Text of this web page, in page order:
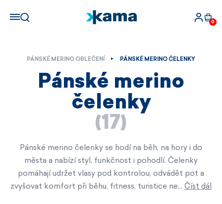
0
PÁNSKÉ MERINO OBLEČENÍ PÁNSKÉ MERINO ČELENKY
Pánské merino
čelenky
(17)
Pánské merino čelenky se hodí na běh, na hory i do
města a nabízí styl, funkčnost i pohodlí. Čelenky
pomáhají udržet vlasy pod kontrolou, odvádět pot a
zvyšovat komfort při běhu, fitness, turistice ne… Číst dál